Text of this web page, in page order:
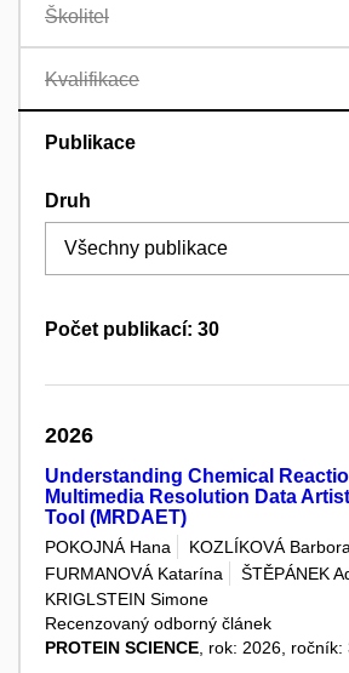
Školitel
Kvalifikace
Publikace
Druh
Počet publikací: 30
2026
Understanding Chemical
Multimedia Resolution Data
Tool (MRDAET)
POKOJNÁ Hana
KOZLÍKOVÁ
FURMANOVÁ Katarína
ŠTĚPÁNEK
KRIGLSTEIN Simone
Recenzovaný odborný článek
PROTEIN SCIENCE , rok: 2026,